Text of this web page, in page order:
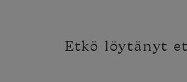
Etkö löytänyt